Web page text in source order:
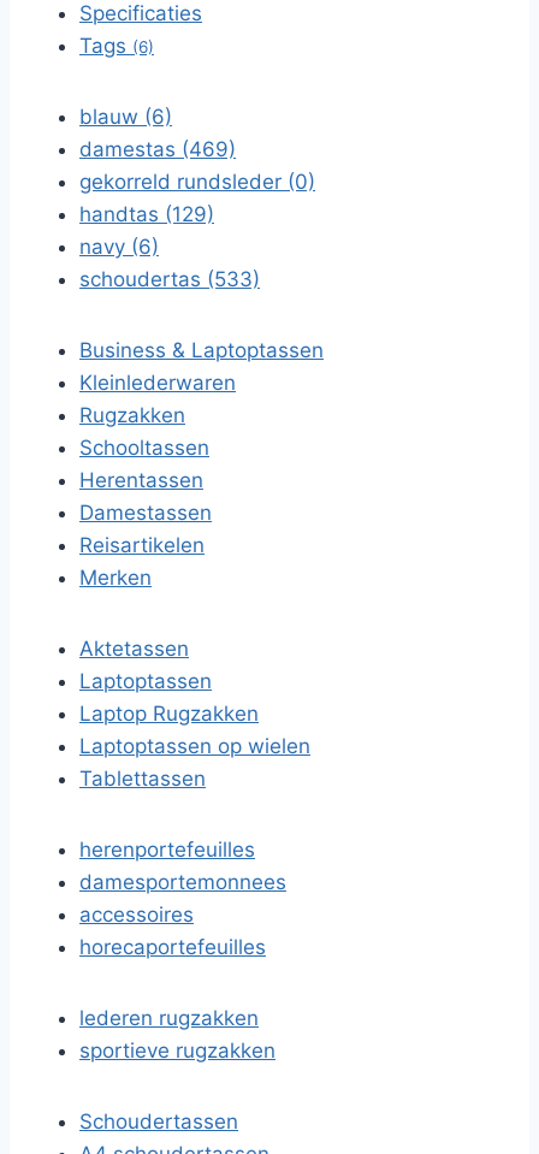
Specificaties
Tags (6)
blauw (6)
damestas (469)
gekorreld rundsleder (0)
handtas (129)
navy (6)
schoudertas (533)
Business & Laptoptassen
Kleinlederwaren
Rugzakken
Schooltassen
Herentassen
Damestassen
Reisartikelen
Merken
Aktetassen
Laptoptassen
Laptop Rugzakken
Laptoptassen op wielen
Tablettassen
herenportefeuilles
damesportemonnees
accessoires
horecaportefeuilles
lederen rugzakken
sportieve rugzakken
Schoudertassen